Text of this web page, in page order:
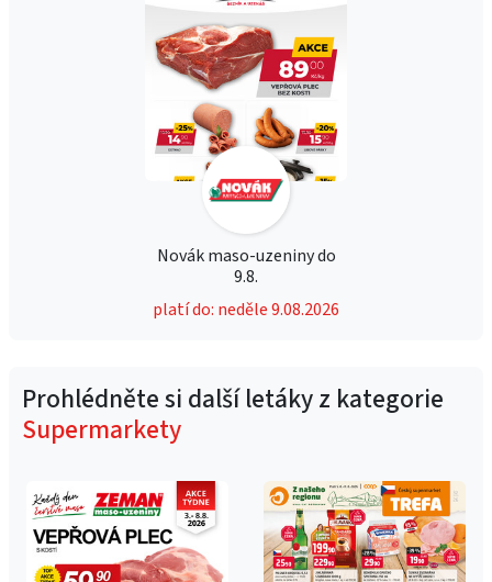
Novák maso-uzeniny do
9.8.
platí do: neděle 9.08.2026
Prohlédněte si další letáky z kategorie
Supermarkety